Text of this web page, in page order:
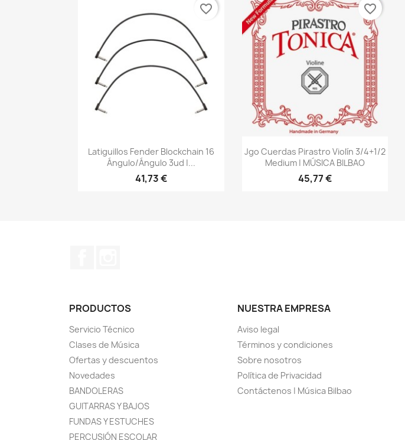
 Vista rápida
Latiguillos Fender Blockchain 16
Ángulo/ángulo 3ud |...
41,73 €
favorite_border
Vista rápida
Jgo Cuerdas Pirastro Violín 3/4+1/2
Medium | MÚSICA BILBAO
45,77 €
favorite_border
PRODUCTOS
Servicio Técnico
Clases de Música
Ofertas y descuentos
Novedades
BANDOLERAS
GUITARRAS Y BAJOS
FUNDAS Y ESTUCHES
PERCUSIÓN ESCOLAR
NUESTRA EMPRESA
Aviso legal
Términos y condiciones
Sobre nosotros
Política de Privacidad
Contáctenos | Música Bilbao